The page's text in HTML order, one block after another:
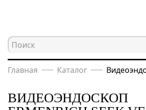
Главная Каталог
ВИДЕОЭНДОСКОП